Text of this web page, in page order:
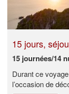
15 jours,
15 journées/14
Durant ce
l’occasion de